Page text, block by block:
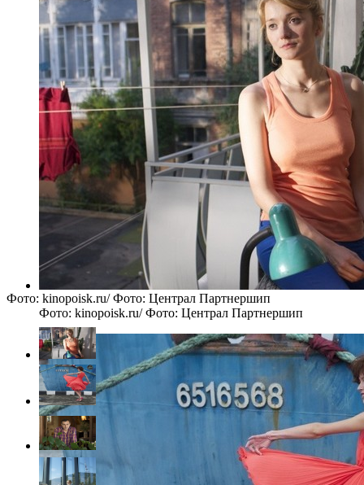
Фото: kinopoisk.ru/ Фото: Централ Партнершип
Фото: kinopoisk.ru/ Фото: Централ Партнершип